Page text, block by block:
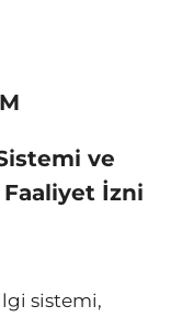
ve
İzni
sistemi,